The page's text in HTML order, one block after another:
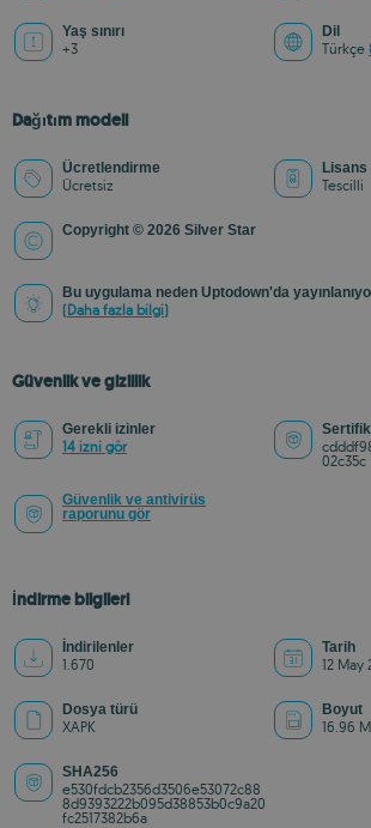
Yaş sınırı
+3
Dil
Türkçe
Dağıtım modeli
Ücretlendirme
Ücretsiz
Lisans
Tescilli
Copyright © 2026 Silver Star
Bu uygulama neden Uptodown'da
(Daha fazla bilgi)
Güvenlik ve gizlilik
Gerekli izinler
14 izni gör
02c35c
Güvenlik ve antivirüs
raporunu gör
İndirme bilgileri
İndirilenler
1.670
Tarih
12 May
Dosya türü
XAPK
Boyut
16.96
SHA256
e530fdcb2356d3506e53072c88
8d9393222b095d38853b0c9a20
fc2517382b6a